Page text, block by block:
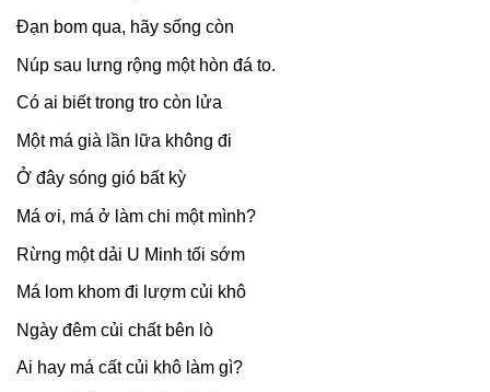
Đạn bom qua, hãy sống còn
Núp sau lưng rộng một hòn đá to.
Có ai biết trong tro còn lửa
Một má già lần lữa không đi
Ở đây sóng gió bất kỳ
Má ơi, má ở làm chi một mình?
Rừng một dải U Minh tối sớm
Má lom khom đi lượm củi khô
Ngày đêm củi chất bên lò
Ai hay má cất củi khô làm gì?